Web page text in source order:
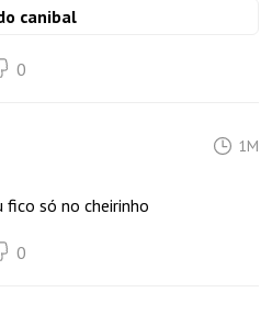
canibal
0
1M
só no cheirinho
0